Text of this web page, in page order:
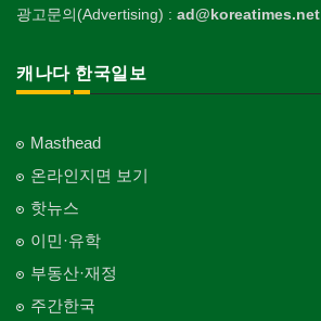
의사-가정의
의사-기타
Multi Specialty
의사-정신과
자수
개인지도-기타
직업소개 에이전트
Cleaning
카펫 청소
Carpet Cleaning
판촉물
gifts for events
Roofing
Curtain/Carpet
Wall Paper/Paint
가라지/그라지/차고
Garage Door
Auto Cleaning
Taekwondo/Martial Arts
Nursing Home
Sauna
Skin Care
화장품
Cosmetics
피트니스/헬스
Fitness
산후조리서비스
한국정부기관
Korean Governmental Organization
한인회
Korean Cultural Association
Newspaper/TV/Radio
한국기업 현지법인/지사
Korean Enterprises In Canada
동창회-대학교
Alumni University
동창회-중·고등학교
광고문의(Advertising) : ad@koreatimes.net
캐나다 한국일보
Masthead
온라인지면 보기
핫뉴스
이민·유학
부동산·재정
주간한국